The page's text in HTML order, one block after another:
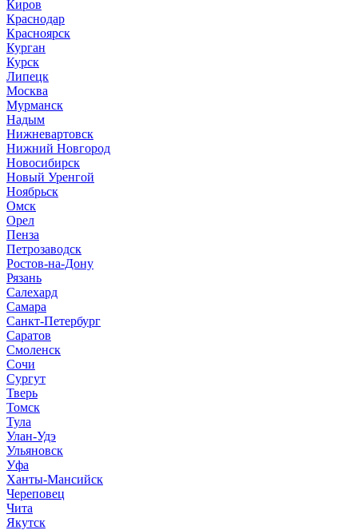
Киров
Краснодар
Красноярск
Курган
Курск
Липецк
Москва
Мурманск
Надым
Нижневартовск
Нижний Новгород
Новосибирск
Новый Уренгой
Ноябрьск
Омск
Орел
Пенза
Петрозаводск
Ростов-на-Дону
Рязань
Салехард
Самара
Санкт-Петербург
Саратов
Смоленск
Сочи
Сургут
Тверь
Томск
Тула
Улан-Удэ
Ульяновск
Уфа
Ханты-Мансийск
Череповец
Чита
Якутск